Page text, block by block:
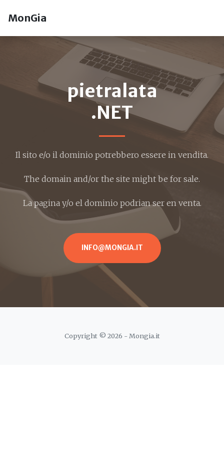
MonGia
pietralata
.NET
Il sito e/o il dominio potrebbero essere in vendita.
The domain and/or the site might be for sale.
La pagina y/o el dominio podrian ser en venta.
INFO@MONGIA.IT
Copyright © 2026 - Mongia.it